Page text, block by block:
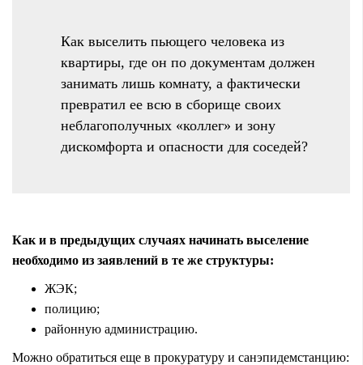
Как выселить пьющего человека из
квартиры, где он по документам должен
занимать лишь комнату, а фактически
превратил ее всю в сборище своих
неблагополучных «коллег» и зону
дискомфорта и опасности для соседей?
Как и в предыдущих случаях начинать выселение
необходимо из заявлений в те же структуры:
ЖЭК;
полицию;
районную администрацию.
Можно обратиться еще в прокуратуру и санэпидемстанцию: